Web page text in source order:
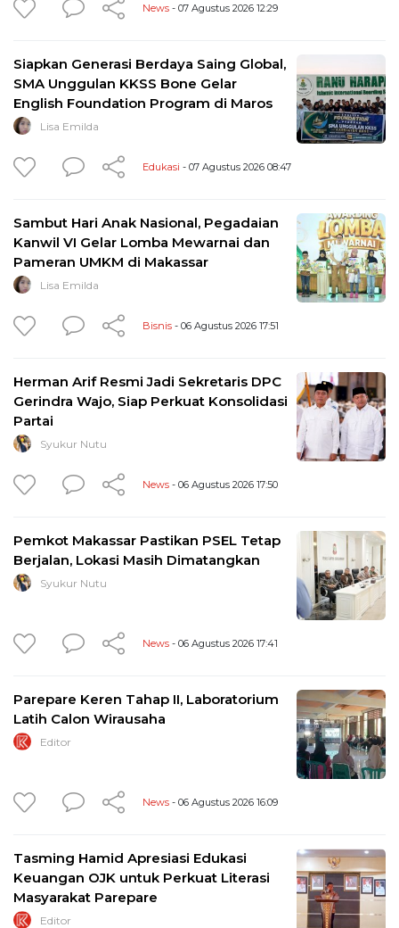
News - 07 Agustus 2026 12:29
Siapkan Generasi Berdaya Saing Global,
SMA Unggulan KKSS Bone Gelar
English Foundation Program di Maros
Lisa Emilda
Edukasi - 07 Agustus 2026 08:47
Sambut Hari Anak Nasional, Pegadaian
Kanwil VI Gelar Lomba Mewarnai dan
Pameran UMKM di Makassar
Lisa Emilda
Bisnis - 06 Agustus 2026 17:51
Herman Arif Resmi Jadi Sekretaris DPC
Gerindra Wajo, Siap Perkuat Konsolidasi
Partai
Syukur Nutu
News - 06 Agustus 2026 17:50
Pemkot Makassar Pastikan PSEL Tetap
Berjalan, Lokasi Masih Dimatangkan
Syukur Nutu
News - 06 Agustus 2026 17:41
Parepare Keren Tahap II, Laboratorium
Latih Calon Wirausaha
Editor
News - 06 Agustus 2026 16:09
Tasming Hamid Apresiasi Edukasi
Keuangan OJK untuk Perkuat Literasi
Masyarakat Parepare
Editor